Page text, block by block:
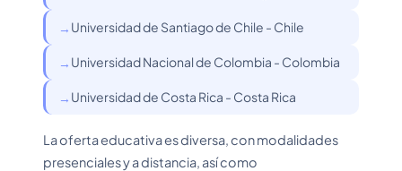
Universidad de Santiago de Chile - Chile
Universidad Nacional de Colombia - Colombia
Universidad de Costa Rica - Costa Rica
La oferta educativa es diversa, con modalidades
presenciales y a distancia, así como